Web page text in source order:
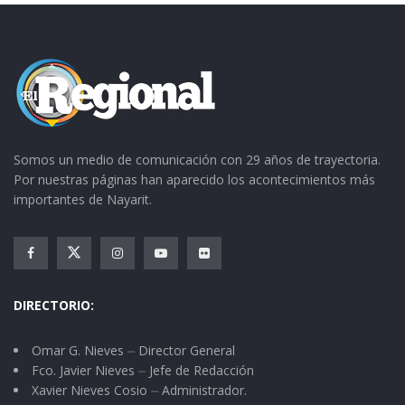
Somos un medio de comunicación con 29 años de trayectoria.
Por nuestras páginas han aparecido los acontecimientos más
importantes de Nayarit.
DIRECTORIO:
Omar G. Nieves ⏤ Director General
Fco. Javier Nieves ⏤ Jefe de Redacción
Xavier Nieves Cosio ⏤ Administrador.